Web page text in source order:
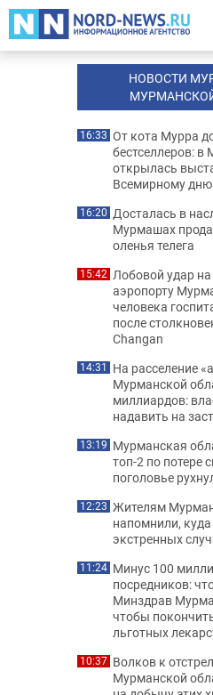
НОВОСТИ
16:33 От кота Мурра
бестселлеров: в
открылась
Всемирному
16:20 Досталась в
Мурмашах
оленья телега
15:42 Лобовой удар на
аэропорту
человека
после
Changan
14:31 На расселение
Мурманской
миллиардов:
надавить на
13:19 Мурманская
топ-2 по потере
поголовье
12:23 Жителям
напомнили,
экстренных
11:24 Минус 100
посредников:
Минздрав
чтобы
льготных
10:37 Волков к
Мурманской